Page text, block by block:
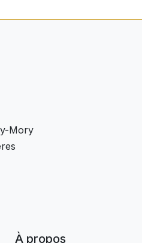
Mory
À propos